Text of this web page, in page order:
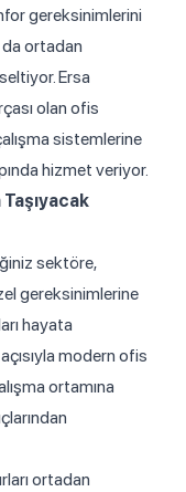
gereksinimlerini
da ortadan
Ersa
olan ofis
sistemlerine
hizmet veriyor.
sektöre,
gereksinimlerine
hayata
modern ofis
ortamına
ortadan